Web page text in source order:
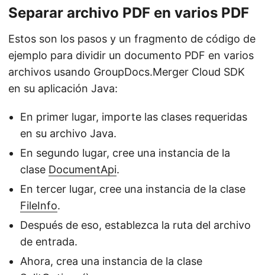
Separar archivo PDF en varios PDF
Estos son los pasos y un fragmento de código de
ejemplo para dividir un documento PDF en varios
archivos usando GroupDocs.Merger Cloud SDK
en su aplicación Java:
En primer lugar, importe las clases requeridas
en su archivo Java.
En segundo lugar, cree una instancia de la
clase DocumentApi.
En tercer lugar, cree una instancia de la clase
FileInfo.
Después de eso, establezca la ruta del archivo
de entrada.
Ahora, crea una instancia de la clase